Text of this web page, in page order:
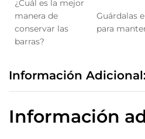
¿Cuál es la mejor
manera de
conservar las
barras?
Guárdalas
para
Información Adicional:
Información